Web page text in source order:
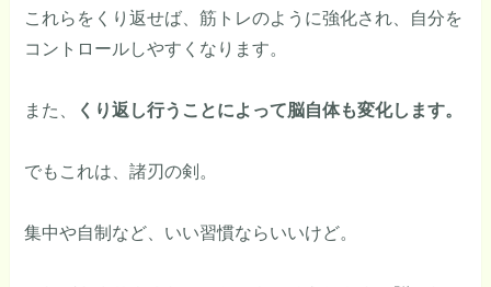
これらをくり返せば、筋トレのように強化され、自分を
コントロールしやすくなります。
また、 くり返し行うことによって脳自体も変化します。
でもこれは、諸刃の剣。
集中や自制など、いい習慣ならいいけど。